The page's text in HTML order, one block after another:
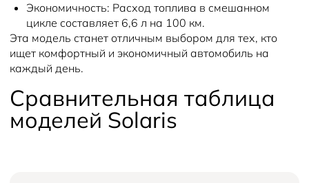
Экономичность: Расход топлива в смешанном
цикле составляет 6,6 л на 100 км.
Эта модель станет отличным выбором для тех, кто
ищет комфортный и экономичный автомобиль на
каждый день.
Сравнительная таблица
моделей Solaris